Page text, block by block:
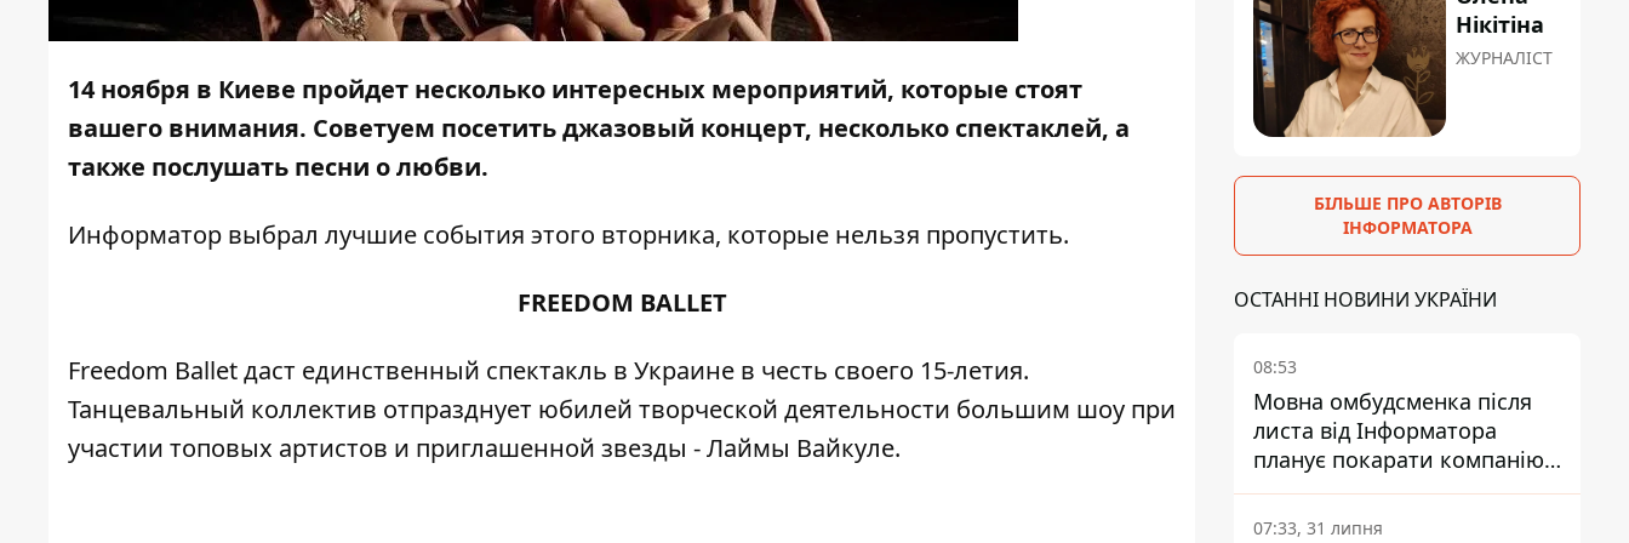
14 ноября в Киеве пройдет несколько интересных мероприятий, которые стоят
вашего внимания. Советуем посетить джазовый концерт, несколько спектаклей, а
также послушать песни о любви.
Информатор выбрал лучшие события этого вторника, которые нельзя пропустить.
FREEDOM BALLET
Freedom Ballet даст единственный спектакль в Украине в честь своего 15-летия.
Танцевальный коллектив отпразднует юбилей творческой деятельности большим шоу при
участии топовых артистов и приглашенной звезды - Лаймы Вайкуле.
Нікітіна
ЖУРНАЛІСТ
БІЛЬШЕ ПРО АВТОРІВ
ІНФОРМАТОРА
ОСТАННІ НОВИНИ УКРАЇНИ
08:53
Мовна омбудсменка після
листа від Інформатора
планує покарати компанію-
підрядника ПриватБанку
07:33, 31 липня